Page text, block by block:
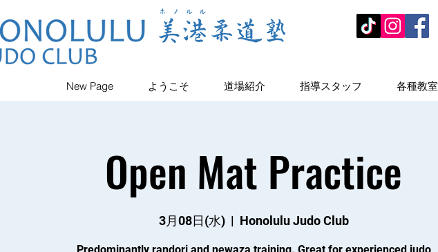
New Page ようこそ 道場紹介 指導スタッフ 各種教室
Open Mat Practice
3月08日(水)
  |
Honolulu Judo Club
Predominantly randori and newaza training. Great for experienced judo